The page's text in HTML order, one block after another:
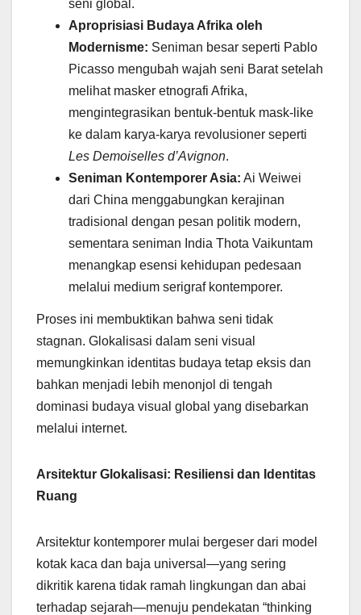
seni global.
Aproprisiasi Budaya Afrika oleh
Modernisme: Seniman besar seperti Pablo
Picasso mengubah wajah seni Barat setelah
melihat masker etnografi Afrika,
mengintegrasikan bentuk-bentuk mask-like
ke dalam karya-karya revolusioner seperti
Les Demoiselles d’Avignon.
Seniman Kontemporer Asia: Ai Weiwei
dari China menggabungkan kerajinan
tradisional dengan pesan politik modern,
sementara seniman India Thota Vaikuntam
menangkap esensi kehidupan pedesaan
melalui medium serigraf kontemporer.
Proses ini membuktikan bahwa seni tidak
stagnan. Glokalisasi dalam seni visual
memungkinkan identitas budaya tetap eksis dan
bahkan menjadi lebih menonjol di tengah
dominasi budaya visual global yang disebarkan
melalui internet.
Arsitektur Glokalisasi: Resiliensi dan Identitas
Ruang
Arsitektur kontemporer mulai bergeser dari model
kotak kaca dan baja universal—yang sering
dikritik karena tidak ramah lingkungan dan abai
terhadap sejarah—menuju pendekatan “thinking